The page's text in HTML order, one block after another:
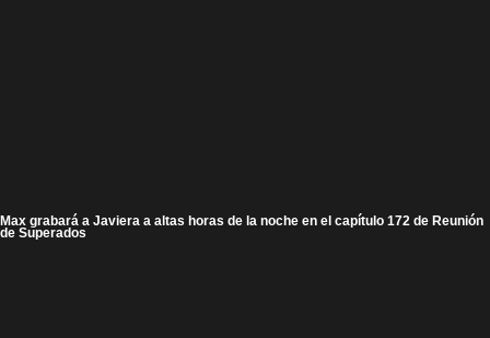
Max grabará a Javiera a altas horas de la noche en el capítulo 172 de Reunión
de Superados